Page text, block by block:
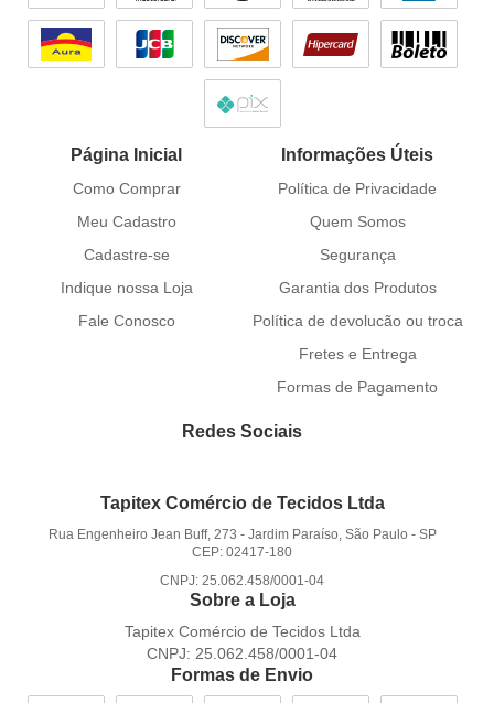
Página Inicial
Como Comprar
Meu Cadastro
Cadastre-se
Indique nossa Loja
Fale Conosco
Informações Úteis
Política de Privacidade
Quem Somos
Segurança
Garantia dos Produtos
Política de devolucão ou troca
Fretes e Entrega
Formas de Pagamento
Redes Sociais
Tapitex Comércio de Tecidos Ltda
Rua Engenheiro Jean Buff, 273 - Jardim Paraíso, São Paulo - SP
CEP: 02417-180
CNPJ: 25.062.458/0001-04
Sobre a Loja
Tapitex Comércio de Tecidos Ltda
CNPJ: 25.062.458/0001-04
Formas de Envio